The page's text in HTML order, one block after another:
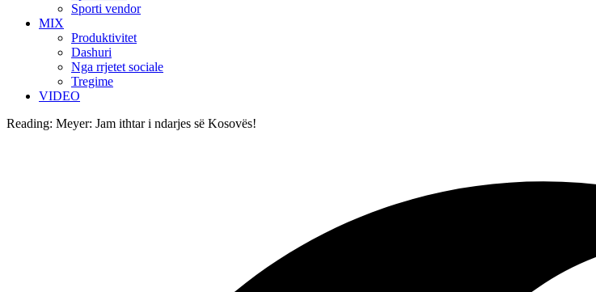
Sporti vendor
MIX
Produktivitet
Dashuri
Nga rrjetet sociale
Tregime
VIDEO
Reading: Meyer: Jam ithtar i ndarjes së Kosovës!